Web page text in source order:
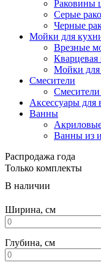
Раковины
Серые
Черные
Мойки для
Врезные
Кварцевая
Мойки для
Смесители
Аксессуары для
Ванны
Ванны из
Распродажа года
Только комплекты
В наличии
Ширина, см
Глубина, см